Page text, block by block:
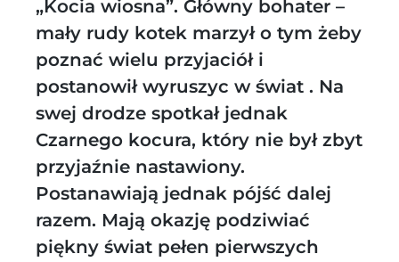
„Kocia wiosna”. Główny bohater –
mały rudy kotek marzył o tym żeby
poznać wielu przyjaciół i
postanowił wyruszyc w świat . Na
swej drodze spotkał jednak
Czarnego kocura, który nie był zbyt
przyjaźnie nastawiony.
Postanawiają jednak pójść dalej
razem. Mają okazję podziwiać
piękny świat pełen pierwszych